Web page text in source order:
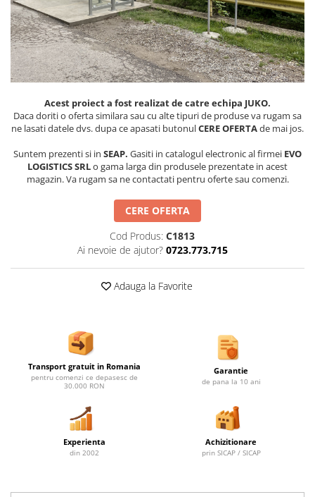
Figurine pe arc
Leagane pentru copii
Panouri interactive educationale
Tobogane exterior
Trambuline exterior
Echipamente fitness cu Panouri
Echipamente fitness exterior
Echipamente fitness pentru batrani
/ adulti
Echipamente Terenuri de Sport
Cosuri de baschet
Fileu volei / tenis
Mese de Ping Pong
Porti fotbal / handball
Pardoseli
Pavele si dale tartan (cauciuc)
Tartan turnat
Rastel biciclete
Pergole parcuri
Decoratiuni urbane
Brazi artificiali pentru exterior
Decoratiuni de Paste
Figurine de craciun pentru exterior
Globuri de craciun pentru exterior
Ornamente de craciun pentru
Reni de craciun pentru exterior
Ghivece din beton
Stalpi camere video
pentru trotuar
Cismea stradala / gradina
Tomberoane si Pubele de Gunoi
gunoi
Acest proiect a fost realizat de catre echipa JUKO.
Daca doriti o oferta similara sau cu alte tipuri de produse va rugam sa
ne lasati datele dvs. dupa ce apasati butonulCERE OFERTAde mai jos.
Suntem prezenti si in SEAP. Gasiti in catalogul electronic al firmei EVO
LOGISTICS SRLo gama larga din produsele prezentate in acest
magazin. Va rugam sa ne contactati pentru oferte sau comenzi.
CERE OFERTA
Cod Produs: C1813
Ai nevoie de ajutor? 0723.773.715
Adauga la Favorite
Transport gratuit in Romania
pentru comenzi ce depasesc de
30.000 RON
Garantie
de pana la 10 ani
Experienta
din 2002
Achizitionare
prin SICAP / SICAP